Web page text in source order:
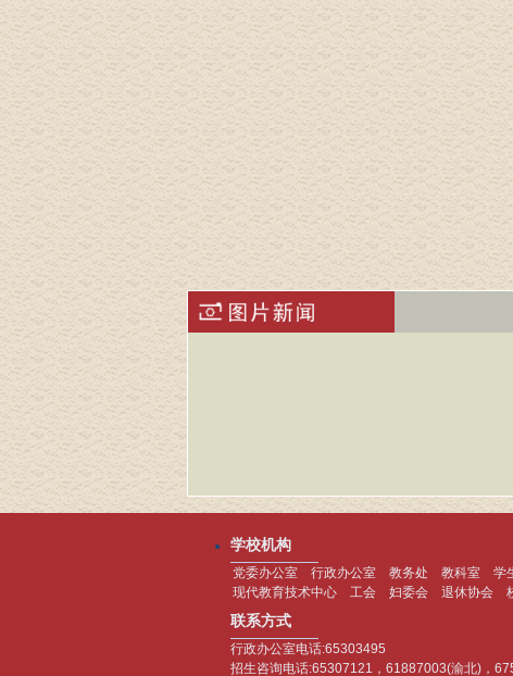
学校机构
党委办公室 行政办公室 教务处 教科室 学
现代教育技术中心
工会 妇委会 退休协会
联系方式
行政办公室电话:65303495
招生咨询电话:65307121，61887003(渝北)，